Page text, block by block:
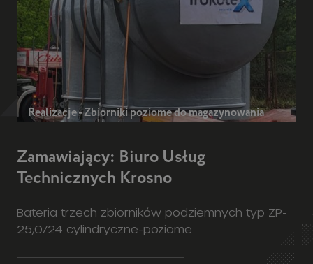
Realizacje - Zbiorniki poziome do magazynowania
Zamawiający: Biuro Usług
Technicznych Krosno
Bateria trzech zbiorników podziemnych typ ZP-
25,0/24 cylindryczne-poziome